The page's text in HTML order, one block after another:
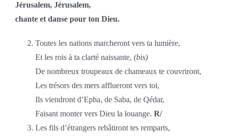
Jérusalem, Jérusalem,
chante et danse pour ton Dieu.
Toutes les nations marcheront vers ta lumière,
Et les rois à ta clarté naissante, (bis)
De nombreux troupeaux de chameaux te couvriront,
Les trésors des mers afflueront vers toi,
Ils viendront d’Epha, de Saba, de Qédar,
Faisant monter vers Dieu la louange. R/
Les fils d’étrangers rebâtiront tes remparts,